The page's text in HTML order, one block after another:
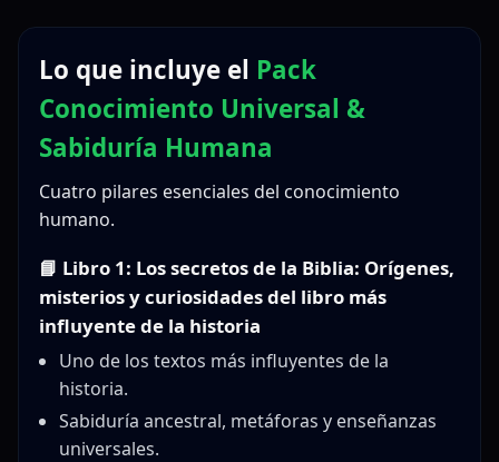
Lo que incluye el Pack
Conocimiento Universal &
Sabiduría Humana
Cuatro pilares esenciales del conocimiento
humano.
📘 Libro 1: Los secretos de la Biblia: Orígenes,
misterios y curiosidades del libro más
influyente de la historia
Uno de los textos más influyentes de la
historia.
Sabiduría ancestral, metáforas y enseñanzas
universales.